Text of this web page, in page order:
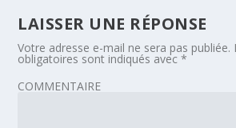
LAISSER UNE RÉPONSE
Votre adresse e-mail ne sera pas publiée.
obligatoires sont indiqués avec*
COMMENTAIRE